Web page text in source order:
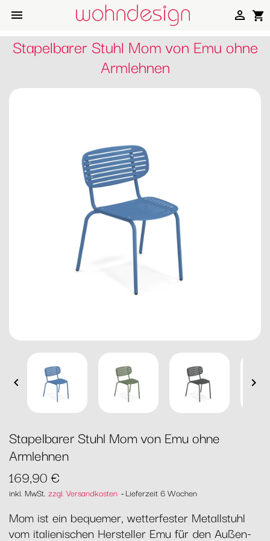
 shopping_cart

Stapelbarer Stuhl Mom von Emu ohne
Armlehnen
 
Stapelbarer Stuhl Mom von Emu ohne
Armlehnen
169,90 €
inkl. MwSt. zzgl. Versandkosten Lieferzeit 6 Wochen
Mom ist ein bequemer, wetterfester Metallstuhl
vom italienischen Hersteller Emu für den Außen-